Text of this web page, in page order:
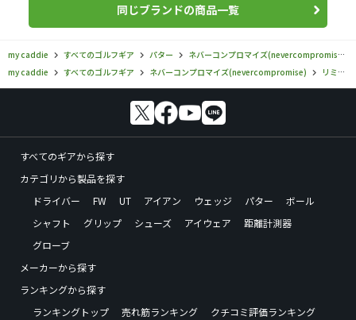
同じブランドの商品一覧
my caddie すべてのゴルフギア パター
ネバーコンプロマイズ(nevercompromise)
my caddie
すべてのゴルフギア ネバーコンプロマイズ(nevercompromise) リミテッド ギャンブラー
すべてのギアから探す
カテゴリから製品を探す
ドライバー
FW UT アイアン ウェッジ パター
ボール
シャフト
グリップ シューズ アイウェア
距離計測器
グローブ
メーカーから探す
ランキングから探す
ランキングトップ
売れ筋ランキング
クチコミ評価ランキング